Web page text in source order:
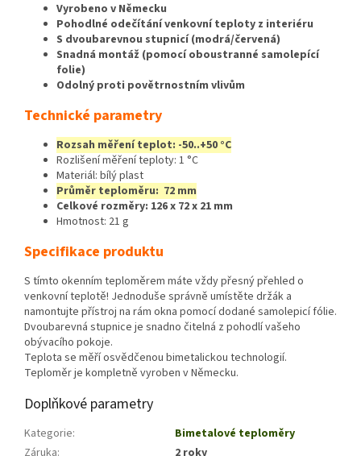
Vyrobeno v Německu
Pohodlné odečítání venkovní teploty z interiéru
S dvoubarevnou stupnicí (modrá/červená)
Snadná montáž (pomocí oboustranné samolepící
folie)
Odolný proti povětrnostním vlivům
Technické parametry
Rozsah měření teplot: -50..+50 °C
Rozlišení měření teploty: 1 °C
Materiál: bílý plast
Průměr teploměru: 72 mm
Celkové rozměry: 126 x 72 x 21 mm
Hmotnost: 21 g
Specifikace produktu
S tímto okenním teploměrem máte vždy přesný přehled o
venkovní teplotě! Jednoduše správně umístěte držák a
namontujte přístroj na rám okna pomocí dodané samolepicí fólie.
Dvoubarevná stupnice je snadno čitelná z pohodlí vašeho
obývacího pokoje.
Teplota se měří osvědčenou bimetalickou technologií.
Teploměr je kompletně vyroben v Německu.
Doplňkové parametry
Kategorie:
Bimetalové teploměry